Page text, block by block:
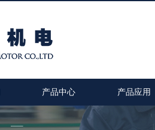
产品中心 产品应用